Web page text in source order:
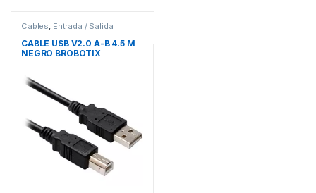
Cables Entrada / Salida
CABLE USB V2.0 A-B 4.5 M
NEGRO BROBOTIX